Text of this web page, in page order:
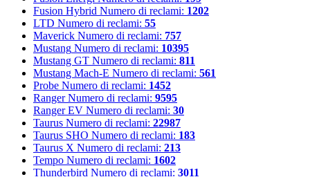
Fusion Hybrid Numero di reclami: 1202
LTD Numero di reclami: 55
Maverick Numero di reclami: 757
Mustang Numero di reclami: 10395
Mustang GT Numero di reclami: 811
Mustang Mach-E Numero di reclami: 561
Probe Numero di reclami: 1452
Ranger Numero di reclami: 9595
Ranger EV Numero di reclami: 30
Taurus Numero di reclami: 22987
Taurus SHO Numero di reclami: 183
Taurus X Numero di reclami: 213
Tempo Numero di reclami: 1602
Thunderbird Numero di reclami: 3011